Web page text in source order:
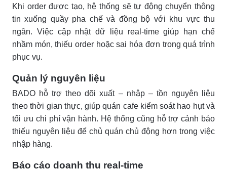
Khi order được tạo, hệ thống sẽ tự động chuyển thông
tin xuống quầy pha chế và đồng bộ với khu vực thu
ngân. Việc cập nhật dữ liệu real-time giúp hạn chế
nhầm món, thiếu order hoặc sai hóa đơn trong quá trình
phục vụ.
Quản lý nguyên liệu
BADO hỗ trợ theo dõi xuất – nhập – tồn nguyên liệu
theo thời gian thực, giúp quán cafe kiểm soát hao hụt và
tối ưu chi phí vận hành. Hệ thống cũng hỗ trợ cảnh báo
thiếu nguyên liệu để chủ quán chủ động hơn trong việc
nhập hàng.
Báo cáo doanh thu real-time